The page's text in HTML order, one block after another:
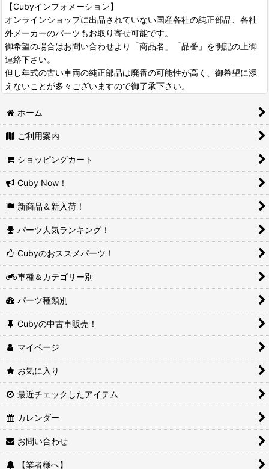
【Cubyインフォメーション】
オンラインショップに出品されていない国産各社の純正部品、各社
外メーカーのパーツもお取り寄せ可能です。
御希望の場合はお問い合わせより「商品名」「品番」を明記の上御
連絡下さい。
但し年式の古い車両の純正部品は廃番の可能性が高く、御希望に添
えないことが多々ございますので御了承下さい。
ホーム
ご利用案内
ショッピングカート
Cuby Now！
新商品＆新入荷！
パーツ人気ランキング！
Cubyのおススメパーツ！
車種＆カテゴリー別
パーツ種類別
Cubyの中古車販売！
マイページ
お気に入り
最近チェックしたアイテム
カレンダー
お問い合わせ
【業者様へ】